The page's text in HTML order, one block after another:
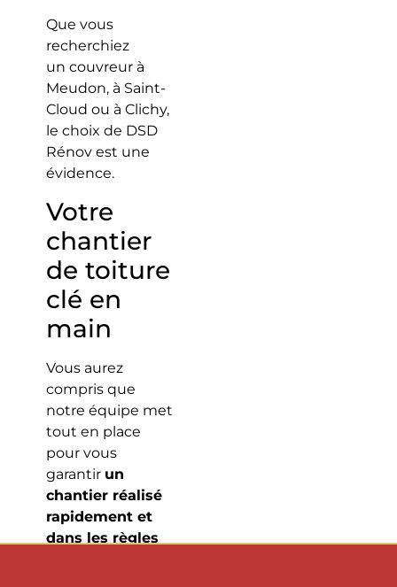
Que vous
recherchiez
un couvreur à
Meudon, à Saint-
Cloud ou à Clichy,
le choix de DSD
Rénov est une
évidence.
Votre
chantier
de toiture
clé en
main
Vous aurez
compris que
notre équipe met
tout en place
pour vous
garantir un
chantier réalisé
rapidement et
dans les règles